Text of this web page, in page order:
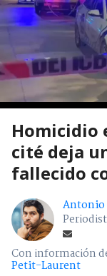
Homicidio
cité deja
fallecido
Antonio
Con información
Petit-Laurent